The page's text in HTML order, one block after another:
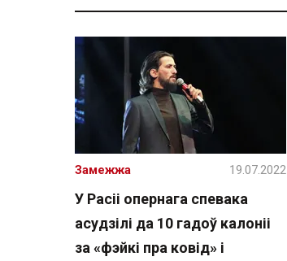
У Расіі опернага спевака
асудзілі да 10 гадоў калоніі
за «фэйкі пра ковід» і
Замежжа 19.07.2022